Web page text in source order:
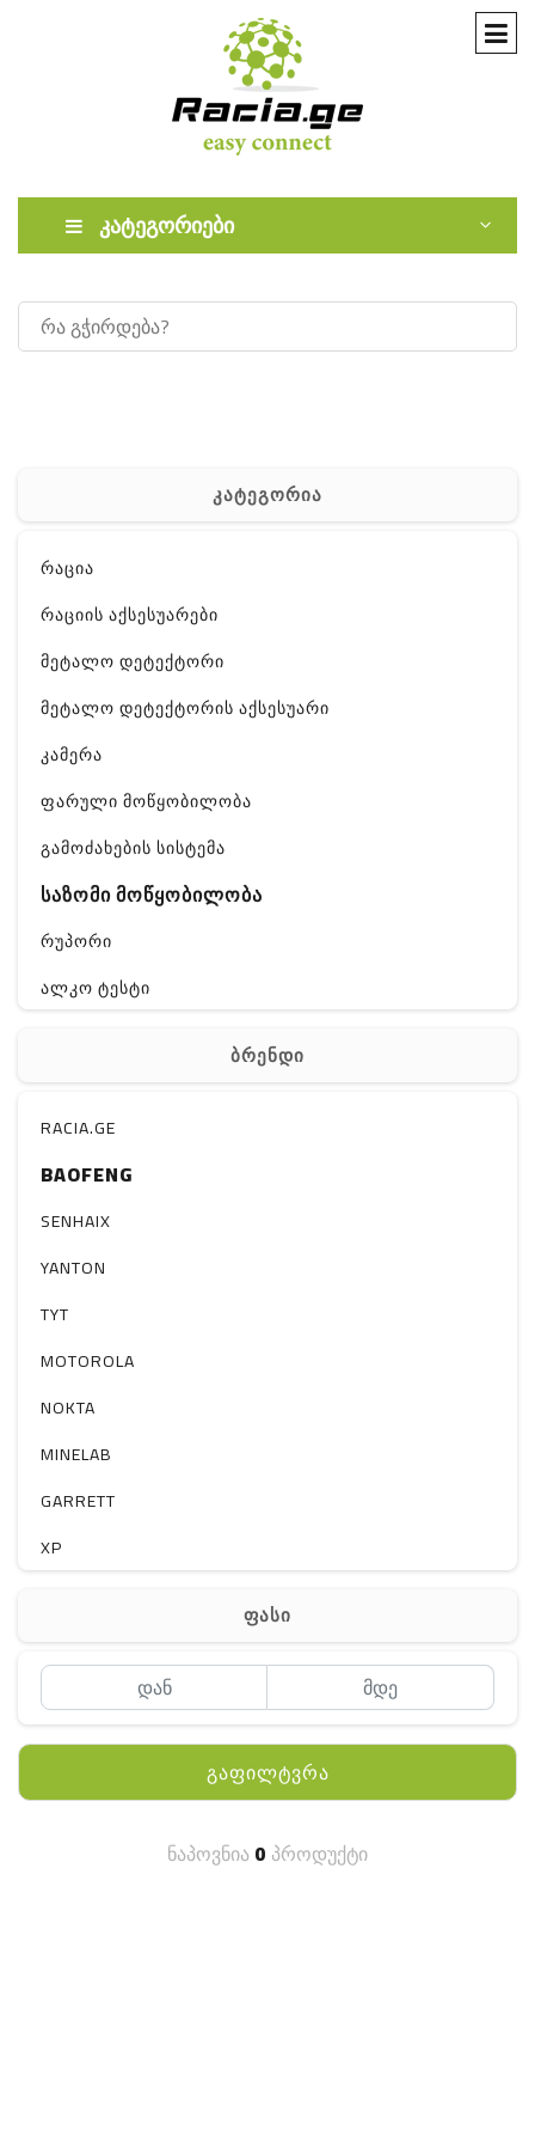
კატეგორიები
კატეგორია
რაცია
რაციის აქსესუარები
მეტალო დეტექტორი
მეტალო დეტექტორის აქსესუარი
კამერა
ფარული მოწყობილობა
გამოძახების სისტემა
საზომი მოწყობილობა
რუპორი
ალკო ტესტი
ელ. მოწყობილობები
მაგნიტი
სხვა
ბრენდი
RACIA.GE
BAOFENG
SENHAIX
YANTON
TYT
MOTOROLA
NOKTA
MINELAB
GARRETT
XP
QYT
ფასი
გაფილტვრა
ნაპოვნია0 პროდუქტი